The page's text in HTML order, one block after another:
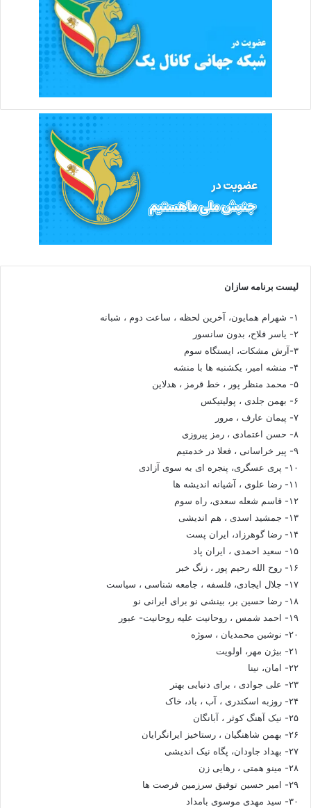
لیست برنامه سازان
۱- شهرام همایون، آخرین لحظه ، ساعت دوم ، شبانه
۲- یاسر فلاح، بدون سانسور
۳-آرش مشکات، ایستگاه سوم
۴- منشه امیر، یکشنبه ها با منشه
۵- محمد منظر پور ، خط قرمز ، هدلاین
۶- بهمن جلدی ، پولیتیکس
۷- پیمان عارف ، مرور
۸- حسن اعتمادی ، رمز پیروزی
۹- پیر خراسانی ، فعلا در خدمتیم
۱۰- پری عسگری، پنجره ای به سوی آزادی
۱۱- رضا علوی ، آشیانه اندیشه ها
۱۲- قاسم شعله سعدی، راه سوم
۱۳- جمشید اسدی ، هم اندیشی
۱۴- رضا گوهرزاد، ایران پست
۱۵- سعید احمدی ، ایران پاد
۱۶- روح الله رحیم پور ، زنگ خبر
۱۷- جلال ایجادی، فلسفه ، جامعه شناسی ، سیاست
۱۸- رضا حسین بر، بینشی نو برای ایرانی نو
۱۹- احمد شمس ، روحانیت علیه روحانیت- عبور
۲۰- نوشین محمدیان ، سوژه
۲۱- بیژن مهر، اولویت
۲۲- امان، نینا
۲۳- علی جوادی ، برای دنیایی بهتر
۲۴- روزبه اسکندری ، آب ، باد، خاک
۲۵- نیک آهنگ کوثر ، آبانگان
۲۶- بهمن شاهنگیان ، رستاخیز ایرانگرایان
۲۷- بهداد جاودان، پگاه نیک اندیشی
۲۸- مینو همتی ، رهایی زن
۲۹- امیر حسین توفیق سرزمین فرصت ها
۳۰- سید مهدی موسوی بامداد